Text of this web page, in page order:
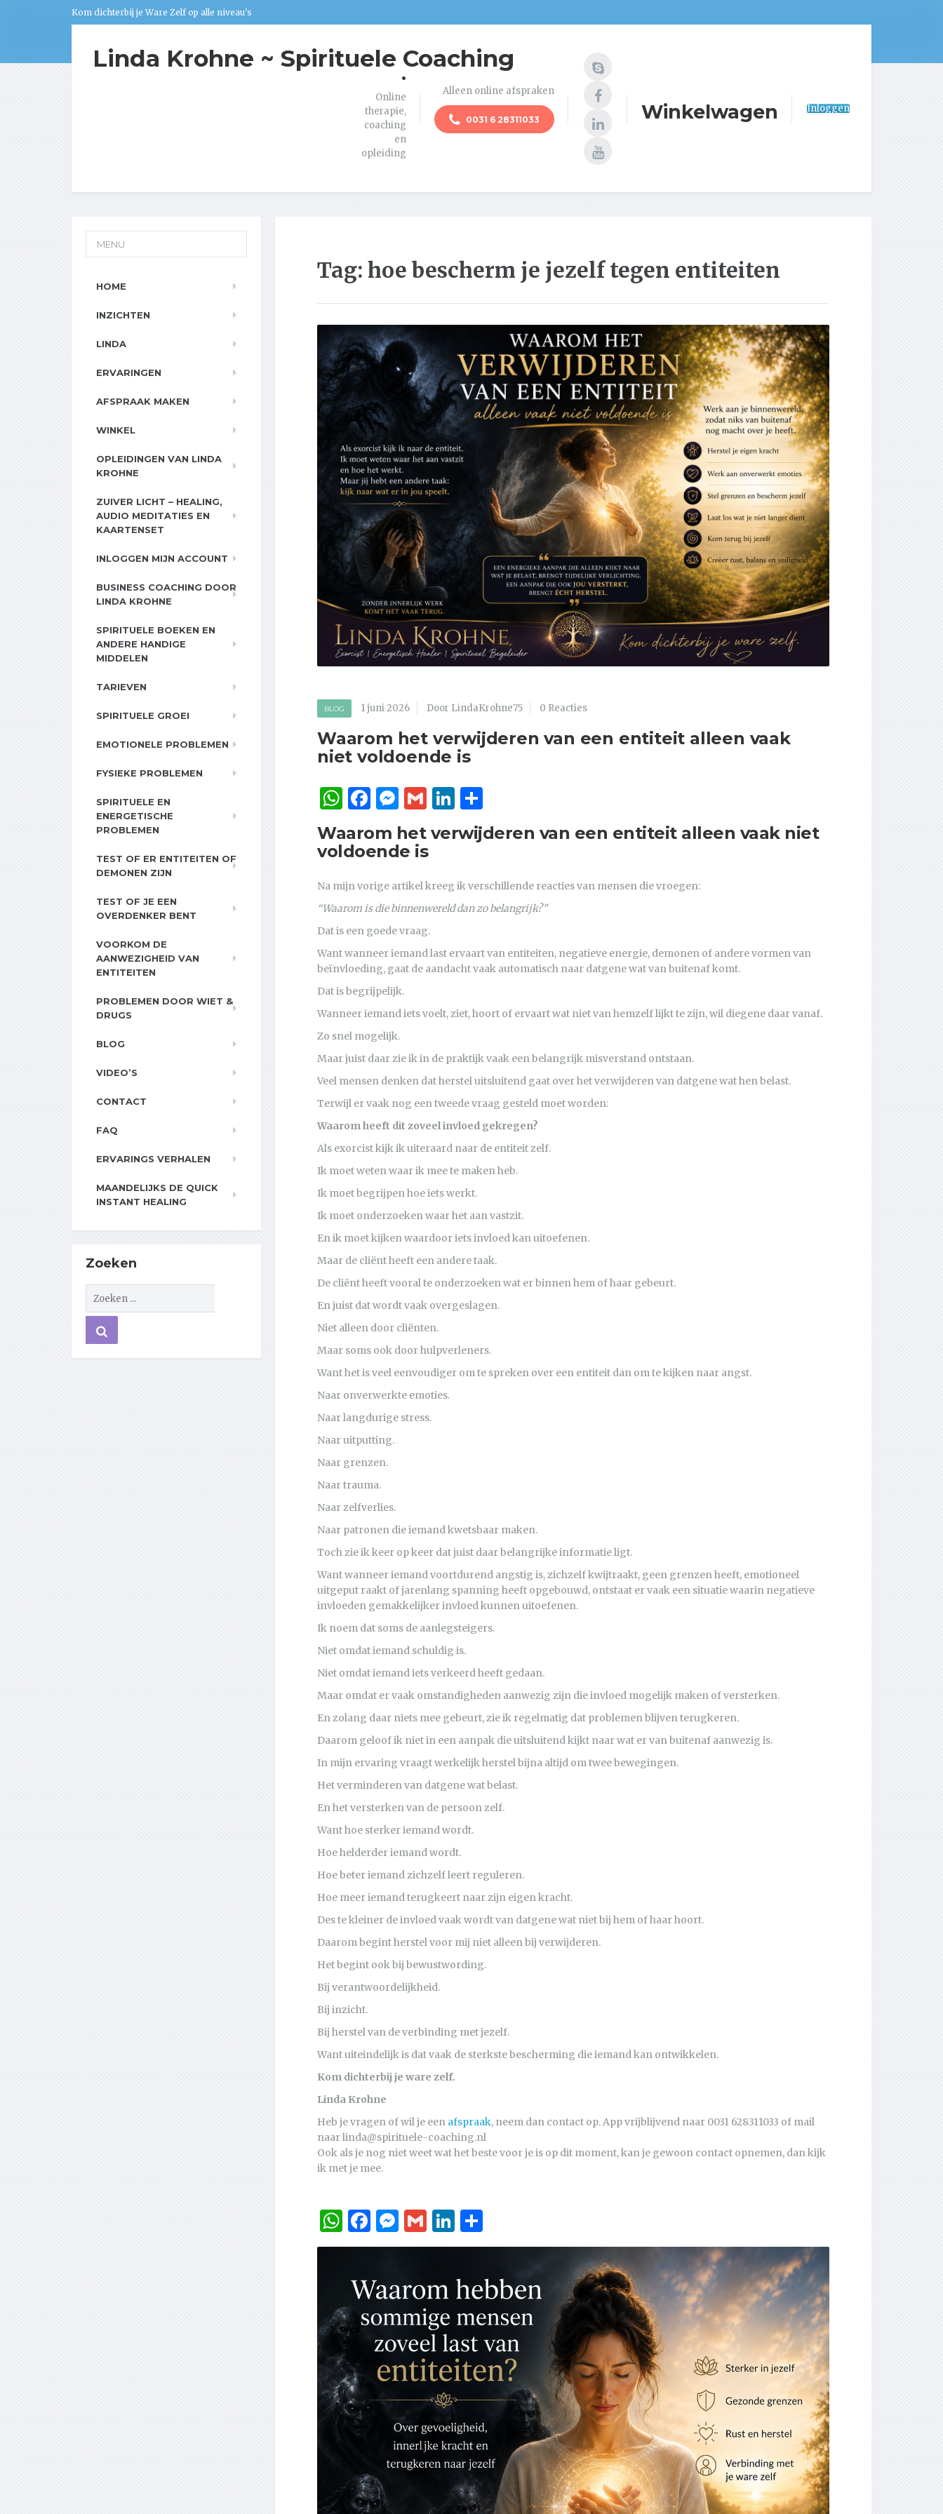
Kom dichterbij je Ware Zelf op alle niveau's
Linda Krohne ~ Spirituele Coaching
.
Online
therapie,
coaching
en
opleiding
Alleen online afspraken
0031 6 28311033 Winkelwagen Inloggen
Tag: hoe bescherm je jezelf tegen entiteiten
BLOG 1 juni 2026 Door LindaKrohne75 0 Reacties
Waarom het verwijderen van een entiteit alleen vaak
niet voldoende is
WhatsApp
Facebook
Messenger
GmailLinkedIn
Waarom het verwijderen van een entiteit alleen vaak niet
voldoende is
Na mijn vorige artikel kreeg ik verschillende reacties van mensen die vroegen:
“Waarom is die binnenwereld dan zo belangrijk?”
Dat is een goede vraag.
Want wanneer iemand last ervaart van entiteiten, negatieve energie, demonen of andere vormen van
beïnvloeding, gaat de aandacht vaak automatisch naar datgene wat van buitenaf komt.
Dat is begrijpelijk.
Wanneer iemand iets voelt, ziet, hoort of ervaart wat niet van hemzelf lijkt te zijn, wil diegene daar vanaf.
Zo snel mogelijk.
Maar juist daar zie ik in de praktijk vaak een belangrijk misverstand ontstaan.
Veel mensen denken dat herstel uitsluitend gaat over het verwijderen van datgene wat hen belast.
Terwijl er vaak nog een tweede vraag gesteld moet worden:
Waarom heeft dit zoveel invloed gekregen?
Als exorcist kijk ik uiteraard naar de entiteit zelf.
Ik moet weten waar ik mee te maken heb.
Ik moet begrijpen hoe iets werkt.
Ik moet onderzoeken waar het aan vastzit.
En ik moet kijken waardoor iets invloed kan uitoefenen.
Maar de cliënt heeft een andere taak.
De cliënt heeft vooral te onderzoeken wat er binnen hem of haar gebeurt.
En juist dat wordt vaak overgeslagen.
Niet alleen door cliënten.
Maar soms ook door hulpverleners.
Want het is veel eenvoudiger om te spreken over een entiteit dan om te kijken naar angst.
Naar onverwerkte emoties.
Naar langdurige stress.
Naar uitputting.
Naar grenzen.
Naar trauma.
Naar zelfverlies.
Naar patronen die iemand kwetsbaar maken.
Toch zie ik keer op keer dat juist daar belangrijke informatie ligt.
Want wanneer iemand voortdurend angstig is, zichzelf kwijtraakt, geen grenzen heeft, emotioneel
uitgeput raakt of jarenlang spanning heeft opgebouwd, ontstaat er vaak een situatie waarin negatieve
invloeden gemakkelijker invloed kunnen uitoefenen.
Ik noem dat soms de aanlegsteigers.
Niet omdat iemand schuldig is.
Niet omdat iemand iets verkeerd heeft gedaan.
Maar omdat er vaak omstandigheden aanwezig zijn die invloed mogelijk maken of versterken.
En zolang daar niets mee gebeurt, zie ik regelmatig dat problemen blijven terugkeren.
Daarom geloof ik niet in een aanpak die uitsluitend kijkt naar wat er van buitenaf aanwezig is.
In mijn ervaring vraagt werkelijk herstel bijna altijd om twee bewegingen.
Het verminderen van datgene wat belast.
En het versterken van de persoon zelf.
Want hoe sterker iemand wordt.
Hoe helderder iemand wordt.
Hoe beter iemand zichzelf leert reguleren.
Hoe meer iemand terugkeert naar zijn eigen kracht.
Des te kleiner de invloed vaak wordt van datgene wat niet bij hem of haar hoort.
Daarom begint herstel voor mij niet alleen bij verwijderen.
Het begint ook bij bewustwording.
Bij verantwoordelijkheid.
Bij inzicht.
Bij herstel van de verbinding met jezelf.
Want uiteindelijk is dat vaak de sterkste bescherming die iemand kan ontwikkelen.
Kom dichterbij je ware zelf.
Linda Krohne
Heb je vragen of wil je een afspraak, neem dan contact op. App vrijblijvend naar 0031 628311033 of mail
naar linda@spirituele-coaching.nl
Ook als je nog niet weet wat het beste voor je is op dit moment, kan je gewoon contact opnemen, dan kijk
ik met je mee.
WhatsApp
Facebook
Messenger
GmailLinkedIn
MENU
HOME
INZICHTEN
LINDA
ERVARINGEN
AFSPRAAK MAKEN
WINKEL
OPLEIDINGEN VAN LINDA
KROHNE
ZUIVER LICHT – HEALING,
AUDIO MEDITATIES EN
KAARTENSET
INLOGGEN MIJN ACCOUNT
BUSINESS COACHING DOOR
LINDA KROHNE
SPIRITUELE BOEKEN EN
ANDERE HANDIGE
MIDDELEN
TARIEVEN
SPIRITUELE GROEI
EMOTIONELE PROBLEMEN
FYSIEKE PROBLEMEN
SPIRITUELE EN
ENERGETISCHE
PROBLEMEN
TEST OF ER ENTITEITEN OF
DEMONEN ZIJN
TEST OF JE EEN
OVERDENKER BENT
VOORKOM DE
AANWEZIGHEID VAN
ENTITEITEN
PROBLEMEN DOOR WIET &
DRUGS
BLOG
VIDEO’S
CONTACT
FAQ
ERVARINGS VERHALEN
MAANDELIJKS DE QUICK
INSTANT HEALING
Zoeken